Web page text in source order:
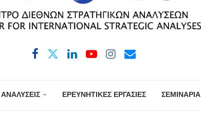
ΑΝΑΛΥΣΕΙΣ ΕΡΕΥΝΗΤΙΚΕΣ ΕΡΓΑΣΙΕΣ ΣΕΜΙΝΑΡΙΑ